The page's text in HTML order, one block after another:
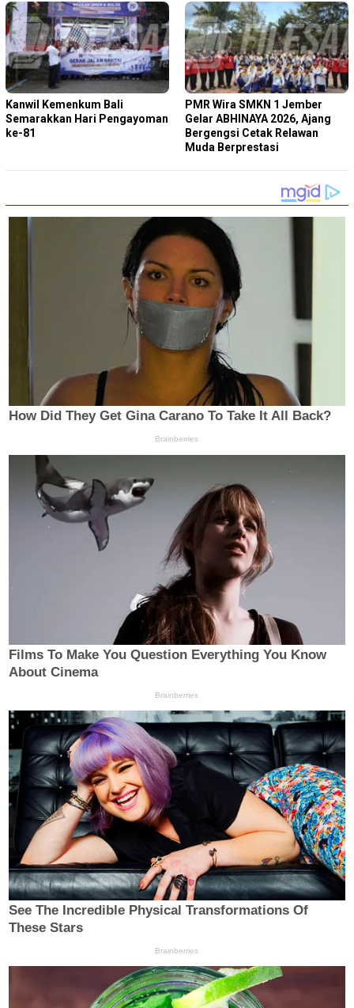
Kanwil Kemenkum Bali
Semarakkan Hari Pengayoman
ke-81
PMR Wira SMKN 1 Jember
Gelar ABHINAYA 2026, Ajang
Bergengsi Cetak Relawan
Muda Berprestasi